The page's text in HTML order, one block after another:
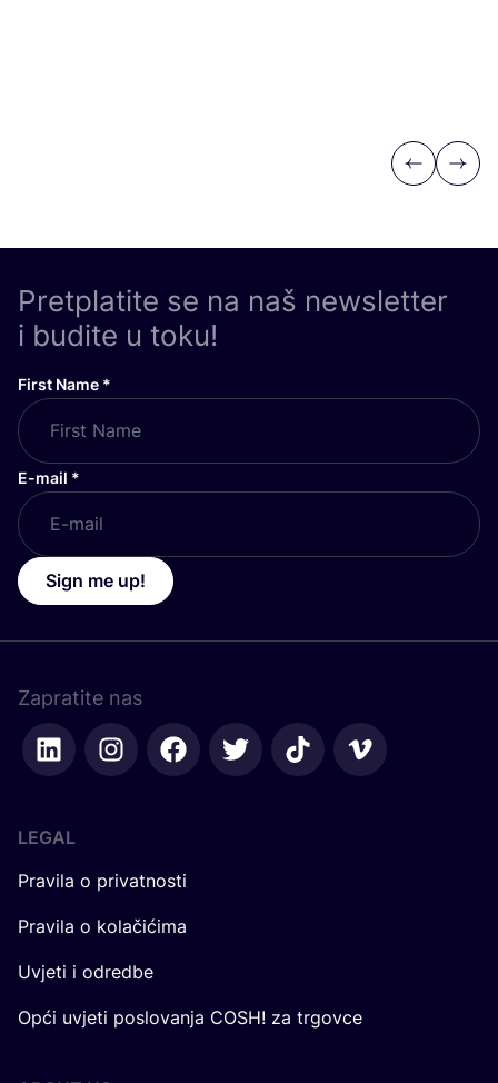
Previous
Next
Pretplatite se na naš newsletter
i budite u toku!
First Name *
E-mail *
Sign me up!
Zapratite nas
LEGAL
Pravila o privatnosti
Pravila o kolačićima
Uvjeti i odredbe
Opći uvjeti poslovanja COSH! za trgovce